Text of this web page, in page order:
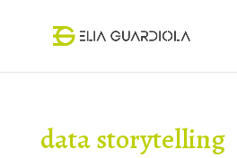
data storytelling